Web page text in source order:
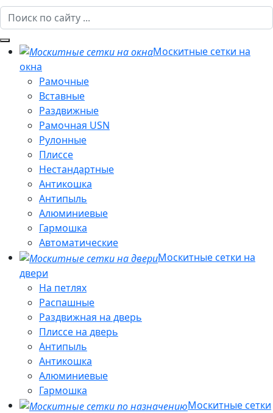
Москитные сетки на
окна
Рамочные
Вставные
Раздвижные
Рамочная USN
Рулонные
Плиссе
Нестандартные
Антикошка
Антипыль
Алюминиевые
Гармошка
Автоматические
Москитные сетки на
двери
На петлях
Распашные
Раздвижная на дверь
Плиссе на дверь
Антипыль
Антикошка
Алюминиевые
Гармошка
Москитные сетки